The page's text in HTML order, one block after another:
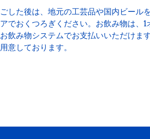
した後は、地元の工芸品や国内ビール
でおくつろぎください。お飲み物は、1
飲み物システムでお支払いいただけま
意しております。